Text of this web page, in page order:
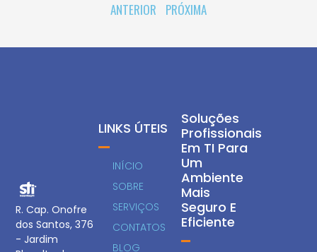
ANTERIOR PRÓXIMA
R. Cap. Onofre
dos Santos, 376
- Jardim
Soluções
Profissionais
Em TI Para
Um
Ambiente
Mais
Seguro E
Eficiente
LINKS ÚTEIS
INÍCIO
SOBRE
SERVIÇOS
CONTATOS
BLOG